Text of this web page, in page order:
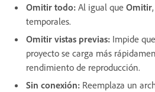
Omitir todo: Al igual que Omitir,
temporales.
Omitir vistas previas: Impide
proyecto se carga más
rendimiento de reproducción.
Sin conexión: Reemplaza un